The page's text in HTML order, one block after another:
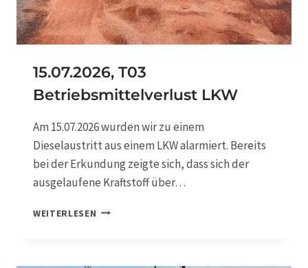
B
A
U
Ü
B
E
S
R
A
SS
15.07.2026, T03
Betriebsmittelverlust LKW
Am 15.07.2026 wurden wir zu einem
Dieselaustritt aus einem LKW alarmiert. Bereits
bei der Erkundung zeigte sich, dass sich der
ausgelaufene Kraftstoff über…
WEITERLESEN 1